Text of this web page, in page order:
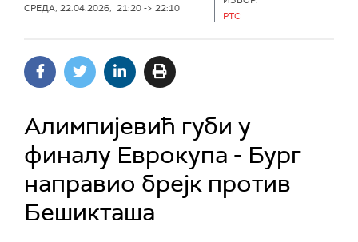
СРЕДА, 22.04.2026, 21:20 -> 22:10
РТС
Алимпијевић губи у
финалу Еврокупа - Бург
направио брејк против
Бешикташа